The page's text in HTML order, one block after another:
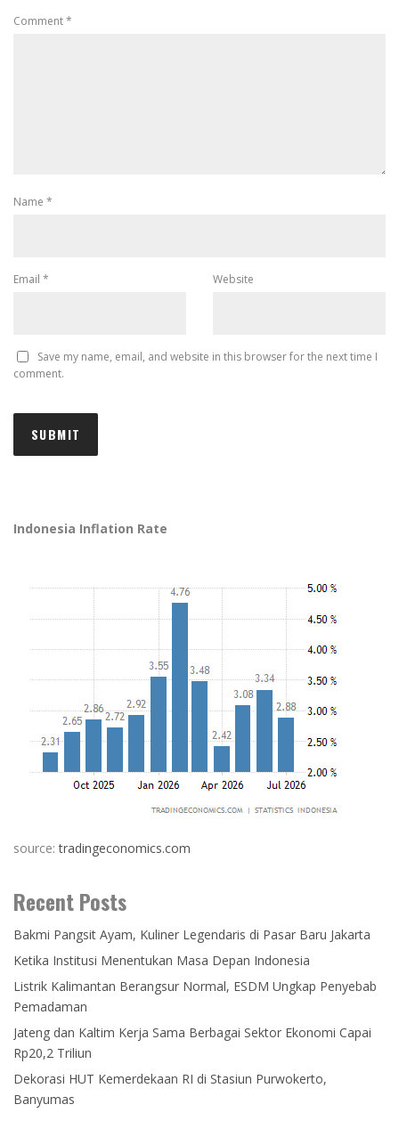
Comment*
Name *
Email * Website
Save my name, email, and website in this browser for the next time I
comment.
Indonesia Inflation Rate
source:tradingeconomics.com
Recent Posts
Bakmi Pangsit Ayam, Kuliner Legendaris di Pasar Baru Jakarta
Ketika Institusi Menentukan Masa Depan Indonesia
Listrik Kalimantan Berangsur Normal, ESDM Ungkap Penyebab
Pemadaman
Jateng dan Kaltim Kerja Sama Berbagai Sektor Ekonomi Capai
Rp20,2 Triliun
Dekorasi HUT Kemerdekaan RI di Stasiun Purwokerto,
Banyumas